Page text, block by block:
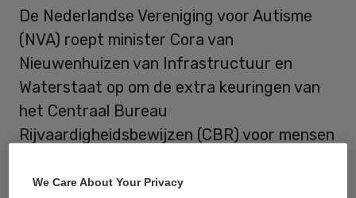
De Nederlandse Vereniging voor Autisme
(NVA) roept minister Cora van
Nieuwenhuizen van Infrastructuur en
Waterstaat op om de extra keuringen van
het Centraal Bureau
Rijvaardigheidsbewijzen (CBR) voor mensen
van “een schandalige en vernederende”
We Care About Your Privacy